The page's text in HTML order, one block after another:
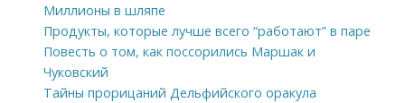
Миллионы в шляпе
Продукты, которые лучше всего “работают” в паре
Повесть о том, как поссорились Маршак и
Чуковский
Тайны прорицаний Дельфийского оракула